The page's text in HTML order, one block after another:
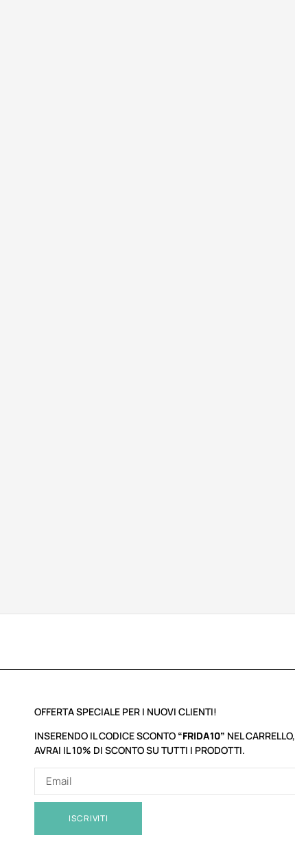
OFFERTA SPECIALE PER I NUOVI CLIENTI!
INSERENDO IL CODICE SCONTO “FRIDA10” NEL CARRELLO,
AVRAI IL 10% DI SCONTO SU TUTTI I PRODOTTI.
ISCRIVITI